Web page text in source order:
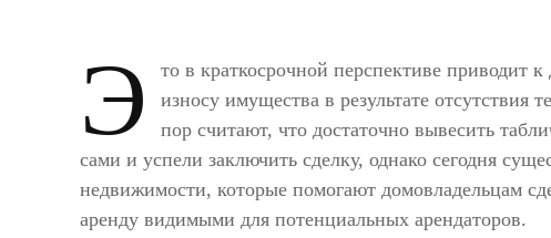
Э
то в краткосрочной перспективе приводит
износу имущества в результате
пор считают, что достаточно вывесить
сами и успели заключить сделку, однако сегодня
недвижимости, которые помогают домовладельцам
аренду видимыми для потенциальных арендаторов.